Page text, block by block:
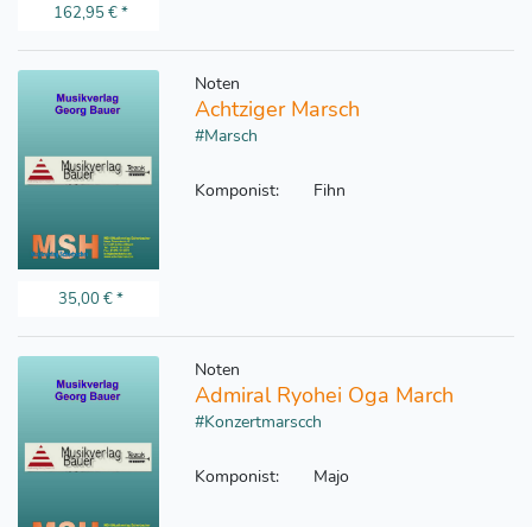
162,95 €*
35,00 €*
Noten
Achtziger Marsch
#Marsch
Komponist: Fihn
Noten
Admiral Ryohei Oga March
#Konzertmarscch
Komponist: Majo